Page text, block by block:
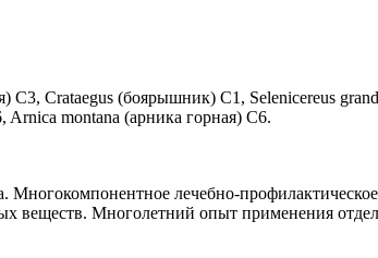
C3, Crataegus (боярышник) С1, Selenicereus
montana (арника горная) C6.
лечебно-профилактическое
веществ. Многолетний опыт применения